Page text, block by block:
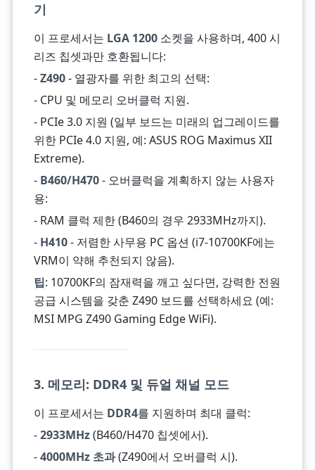
기
이 프로세서는 LGA 1200소켓을 사용하며, 400 시
리즈 칩셋과만 호환됩니다:
-Z490- 열광자를 위한 최고의 선택:
- CPU 및 메모리 오버클럭 지원.
- PCIe 3.0 지원 (일부 보드는 미래의 업그레이드를
위한 PCIe 4.0 지원, 예: ASUS ROG Maximus XII
Extreme).
- B460/H470- 오버클럭을 계획하지 않는 사용자
용:
- RAM 클럭 제한 (B460의 경우 2933MHz까지).
- H410- 저렴한 사무용 PC 옵션 (i7-10700KF에는
VRM이 약해 추천되지 않음).
팁: 10700KF의 잠재력을 깨고 싶다면, 강력한 전원
공급 시스템을 갖춘 Z490 보드를 선택하세요 (예:
MSI MPG Z490 Gaming Edge WiFi).
3. 메모리: DDR4 및 듀얼 채널 모드
이 프로세서는 DDR4를 지원하며 최대 클럭:
-2933MHz(B460/H470 칩셋에서).
-4000MHz 초과(Z490에서 오버클럭 시).